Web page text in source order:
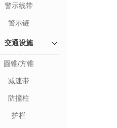
警示线带
警示链
交通设施
圆锥/方锥
减速带
防撞柱
护栏